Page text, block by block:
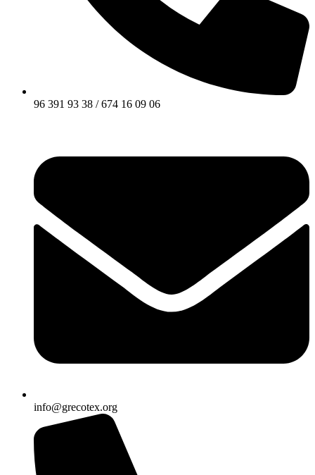
96 391 93 38 / 674 16 09 06
info@grecotex.org